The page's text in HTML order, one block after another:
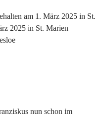
am 1. März 2025 in St.
2025 in St. Marien
nun schon im